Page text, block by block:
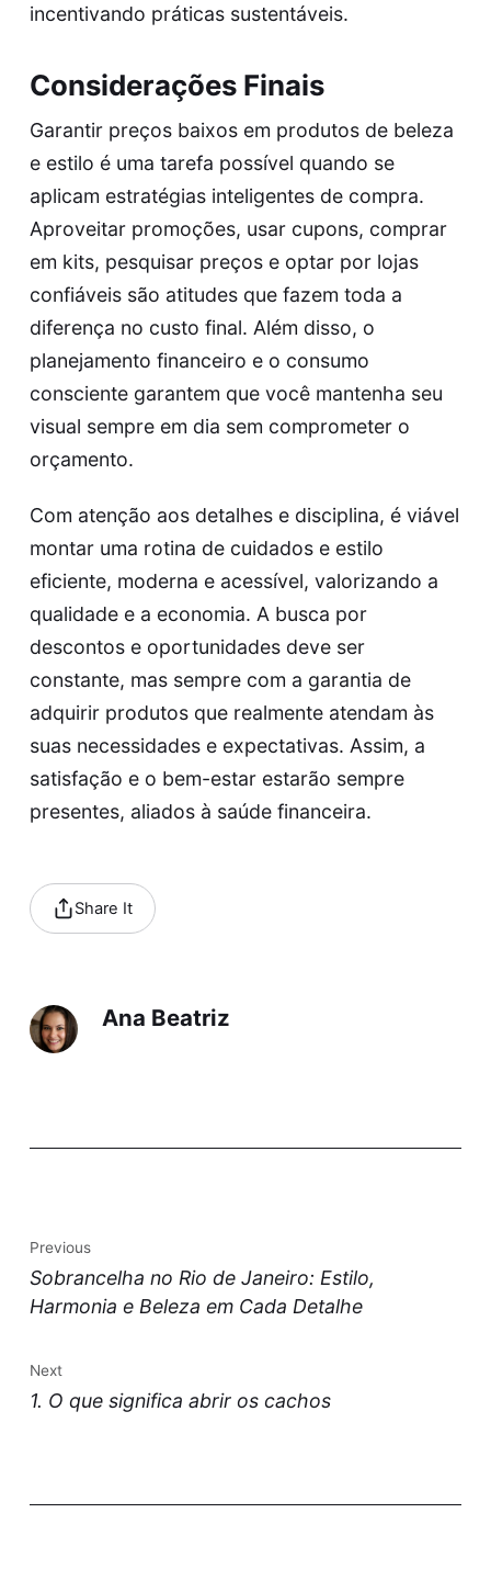
incentivando práticas sustentáveis.
Considerações Finais
Garantir preços baixos em produtos de beleza
e estilo é uma tarefa possível quando se
aplicam estratégias inteligentes de compra.
Aproveitar promoções, usar cupons, comprar
em kits, pesquisar preços e optar por lojas
confiáveis são atitudes que fazem toda a
diferença no custo final. Além disso, o
planejamento financeiro e o consumo
consciente garantem que você mantenha seu
visual sempre em dia sem comprometer o
orçamento.
Com atenção aos detalhes e disciplina, é viável
montar uma rotina de cuidados e estilo
eficiente, moderna e acessível, valorizando a
qualidade e a economia. A busca por
descontos e oportunidades deve ser
constante, mas sempre com a garantia de
adquirir produtos que realmente atendam às
suas necessidades e expectativas. Assim, a
satisfação e o bem-estar estarão sempre
presentes, aliados à saúde financeira.
Share It
Ana Beatriz
Previous
Sobrancelha no Rio de Janeiro: Estilo,
Harmonia e Beleza em Cada Detalhe
Next
1. O que significa abrir os cachos